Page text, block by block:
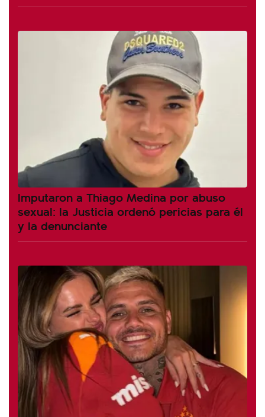
Imputaron a Thiago Medina por abuso
sexual: la Justicia ordenó pericias para él
y la denunciante